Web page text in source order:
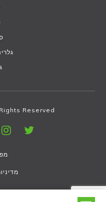
Reserved